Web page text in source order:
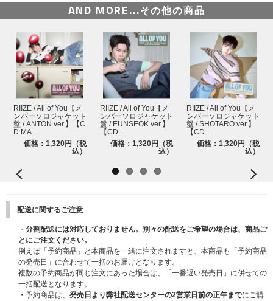
2026年2月27日(金) 20:00頃
【3回目】2026年2月25日(水)11:00～3月2日(月) 10:00まで ★当落発表 : 2
026年3月6日(金) 20:00頃
※各回の締切間近などの時間帯によっては、繋がりにくい場合がございま
す。余裕を持ってご応募ください。
※上記応募期間以外はご応募いただけません。あらかじめご了承ください。
※商品が届かない、受け取れない等の理由を含め、いかなる場合も上記応募
期間以外はご応募いただけません。あらかじめご了承ください。
※商品受取日と上記スケジュールを必ずご自身でご確認の上、ご購入・ご応
募ください｡
※各イベントの詳細・応募期間はHPよりご確認ください。
※イベントの詳細・応募期間はHPよりご確認ください。
AND MORE...その他の商品
RIIZE / All of You【メ
ンバーソロジャケット
盤 / ANTON ver.】【C
D MA…
価格：1,320円（税
込）
RIIZE / All of You【メ
ンバーソロジャケット
盤 / EUNSEOK ver.】
【CD …
価格：1,320円（税
込）
RIIZE / All of You【メ
ンバーソロジャケット
盤 / SHOTARO ver.】
【CD …
価格：1,320円（税
込）
配送に関するご注意
・ 分割配送には対応しておりません。別々の配送をご希望の場合は、商品ご
とにご注文ください。
例えば「予約商品」と本商品を一緒に注文されますと、本商品も「予約商品
の発売日」に合わせて一括のお届けとなります。
複数の予約商品が同じ注文にあった場合は、「一番遅い発売日」に併せての
一括配送となります。
・予約商品は、 発売日より弊社配送センターの2営業日前の正午までにご購